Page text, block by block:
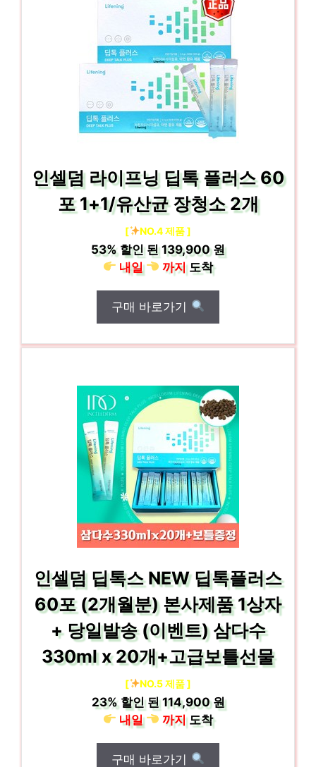
인셀덤 라이프닝 딥톡 플러스 60
포 1+1/유산균 장청소 2개
[ NO.4 제품 ]
53% 할인 된139,900 원
내일
까지도착
구매 바로가기
인셀덤 딥톡스 NEW 딥톡플러스
60포 (2개월분) 본사제품 1상자
+ 당일발송 (이벤트) 삼다수
330ml x 20개+고급보틀선물
[ NO.5 제품 ]
23%할인 된114,900 원
내일
까지도착
구매 바로가기